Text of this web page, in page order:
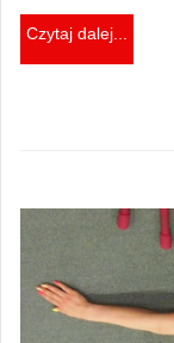
Czytaj dalej...